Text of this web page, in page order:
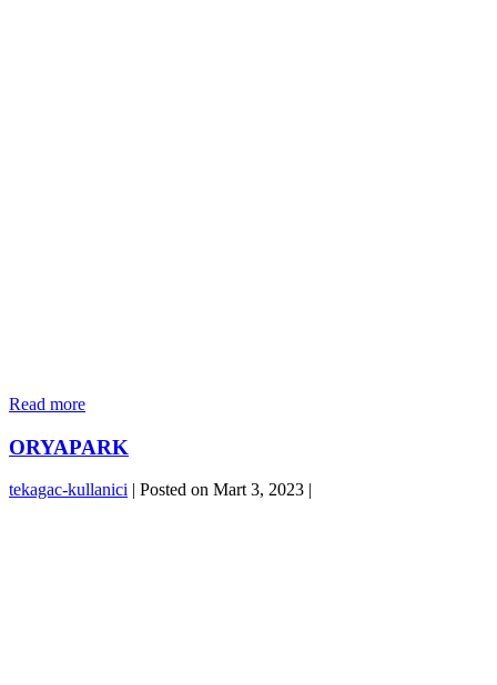
Read moreMASLAK
ORYAPARK
tekagac-kullanici | Posted on Mart 3, 2023 |